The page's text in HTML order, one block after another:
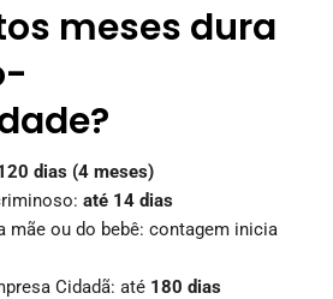
meses dura
dias (4 meses)
até 14 dias
mãe ou do bebê: contagem inicia
Cidadã: até 180 dias